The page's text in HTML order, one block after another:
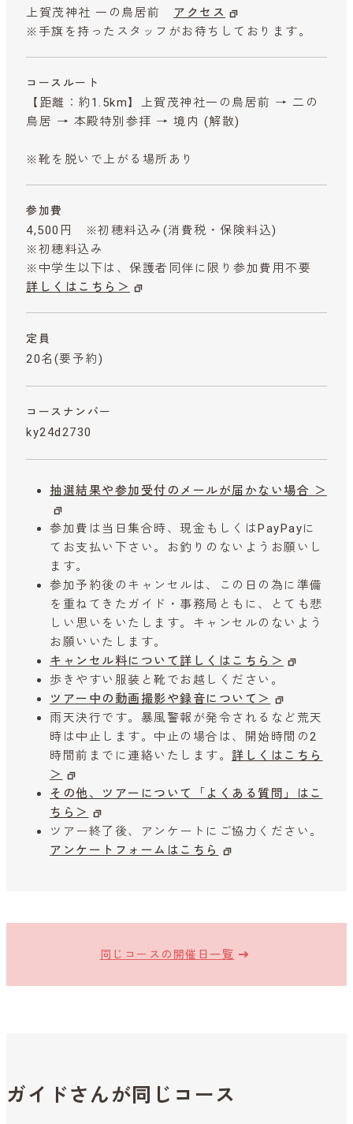
上賀茂神社 一の鳥居前
アクセス
※手旗を持ったスタッフがお待ちしております。
コースルート
【距離：約1.5km】上賀茂神社一の鳥居前 → 二の
鳥居 → 本殿特別参拝 → 境内 (解散)
※靴を脱いで上がる場所あり
参加費
4,500円 ※初穂料込み (消費税・保険料込)
※初穂料込み
※中学生以下は、保護者同伴に限り参加費用不要
詳しくはこちら＞
定員
20名(要予約)
コースナンバー
ky24d2730
抽選結果や参加受付のメールが届かない場合 ＞
参加費は当日集合時、現金もしくはPayPayに
てお支払い下さい。お釣りのないようお願いし
ます。
参加予約後のキャンセルは、この日の為に準備
を重ねてきたガイド・事務局ともに、とても悲
しい思いをいたします。キャンセルのないよう
お願いいたします。
キャンセル料について詳しくはこちら＞
歩きやすい服装と靴でお越しください。
ツアー中の動画撮影や録音について＞
雨天決行です。暴風警報が発令されるなど荒天
時は中止します。中止の場合は、開始時間の2
時間前までに連絡いたします。 詳しくはこちら
＞
その他、ツアーについて「よくある質問」はこ
ちら＞
ツアー終了後、アンケートにご協力ください。
アンケートフォームはこちら
同じコースの開催日一覧
ガイドさんが同じコース